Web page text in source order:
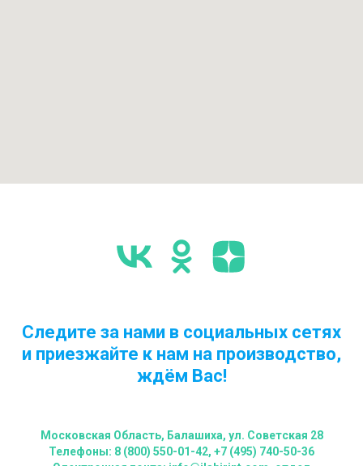
Следите за нами в социальных сетях
и приезжайте к нам на производство,
ждём Вас!
Московская Область, Балашиха, ул. Советская 28
Телефоны: 8 (800) 550-01-42, +7 (495) 740-50-36